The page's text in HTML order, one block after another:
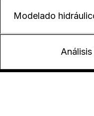
Modelado